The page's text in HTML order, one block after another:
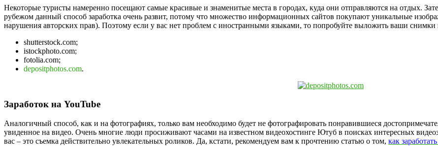
Некоторые туристы намеренно посещают самые красивые и знаменитые места в городах, куда они отправляются на отдых.
рубежом данный способ заработка очень развит, потому что множество информационных сайтов покупают уникальные
нарушения авторских прав). Поэтому если у вас нет проблем с иностранными языками, то попробуйте выложить ваши
shutterstock.com;
istockphoto.com;
fotolia.com;
depositphotos.com.
Заработок на YouTube
Аналогичный способ, как и на фотографиях, только вам необходимо будет не фотографировать понравившиеся
увиденное на видео. Очень многие люди просиживают часами на известном видеохостинге Ютуб в поисках интересных
вас – это съемка действительно увлекательных роликов. Да, кстати, рекомендуем вам к прочтению статью о том, как